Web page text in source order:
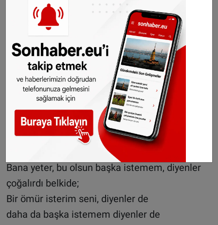
Nefret sevgiye dönerdi,
Sevgi de nefrete dönerdi belkide!
Bir gün yaşansaydı eğer,
bir aşk için senelerce ağlamaz
Ve yanmazdı belki de kimseler…
Herşeye sahip olmak başka,
her şey benim olsun, demek başka olurdu.
Bana yeter, bu olsun başka istemem, diyenler
çoğalırdı belkide;
Bir ömür isterim seni, diyenler de
daha da başka istemem diyenler de